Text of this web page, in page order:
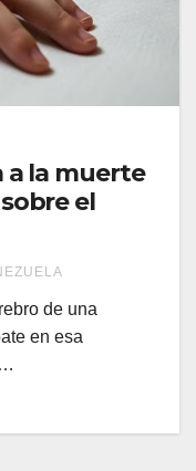
a la muerte
el
de una
en esa